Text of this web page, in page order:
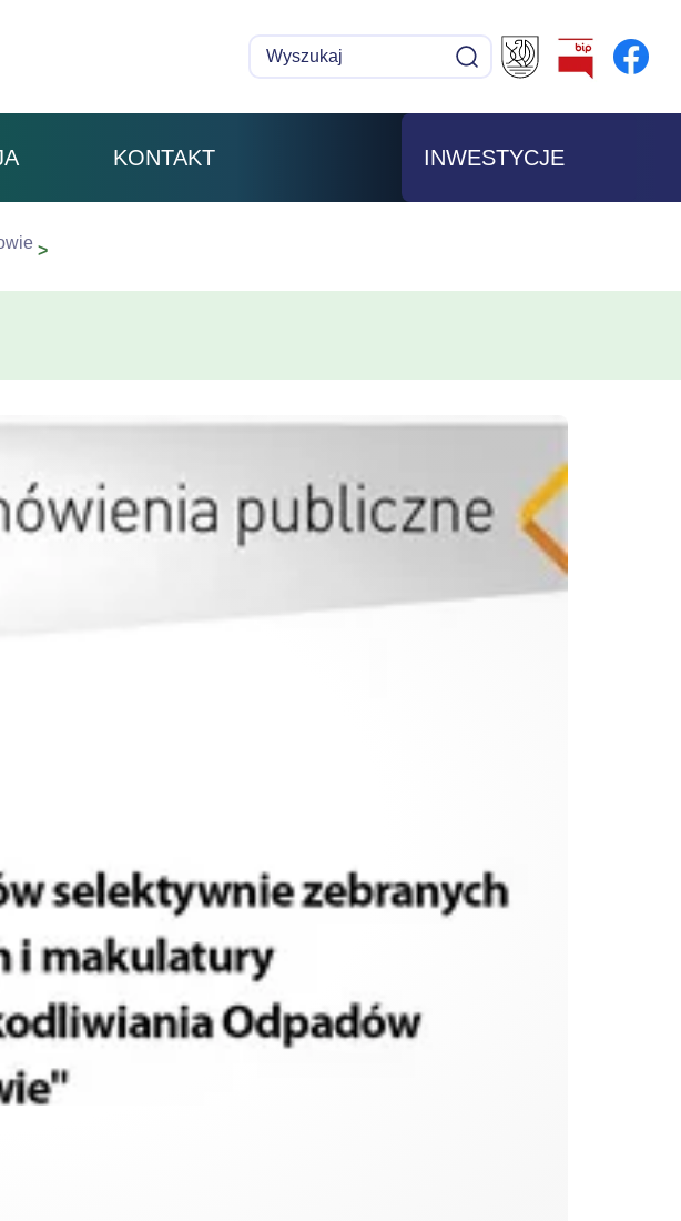
Wyszukaj Szukaj
KONTAKT INWESTYCJE